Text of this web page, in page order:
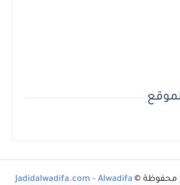
محفوظة © Jadidalwadifa.com - Alwadifa